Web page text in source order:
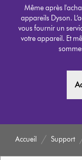
Même après
appareils Dyson.
vous fournir un
votre appareil. Et
Accueil Support